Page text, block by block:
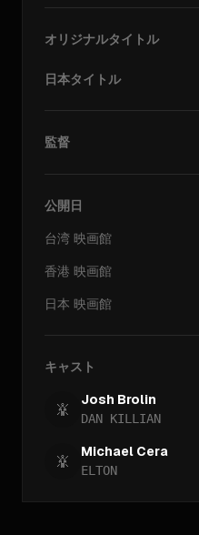
オリジナルタイトル
日本タイトル
監督
公開日
台湾 映画館
香港 映画館
日本 映画館
キャスト
Josh Brolin
DAN KILLIAN
Michael Cera
ELTON